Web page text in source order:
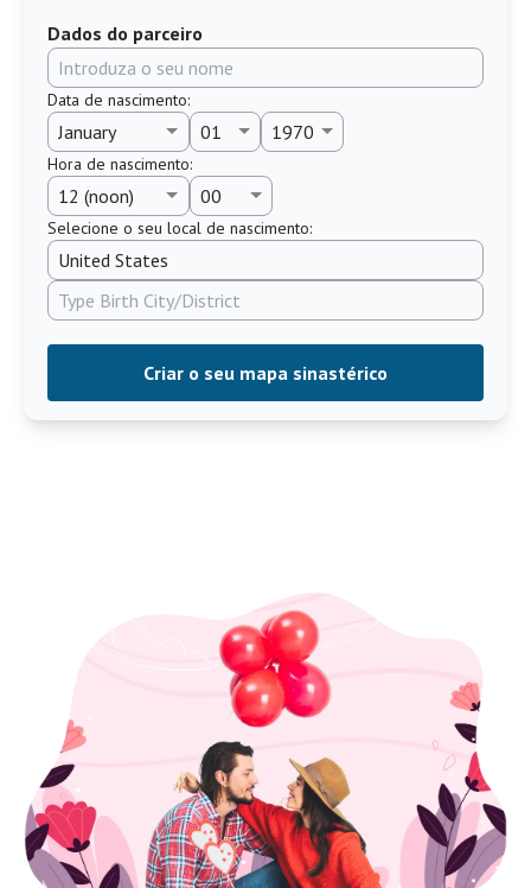
Dados do parceiro
Data de nascimento:
Hora de nascimento:
Selecione o seu local de nascimento:
Criar o seu mapa sinastérico